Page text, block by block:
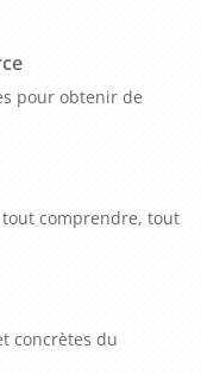
Vous planifiez cette
fonction de vos
équipes. Cette
votre activité.
le programme
objectifs de vos
pour obtenir de
tout comprendre, tout
concrètes du